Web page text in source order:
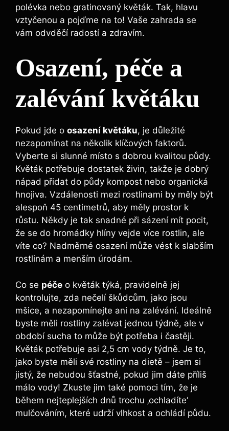
polévka nebo gratinovaný květák. Tak, hlavu
vztyčenou a pojďme na to! Vaše zahrada se
vám odvděčí radostí a zdravím.
Osazení, péče a
zalévání květáku
Pokud jde o osazení květáku, je důležité
nezapomínat na několik klíčových faktorů.
Vyberte si slunné místo s dobrou kvalitou půdy.
Květák potřebuje dostatek živin, takže je dobrý
nápad přidat do půdy kompost nebo organická
hnojiva. Vzdálenosti mezi rostlinami by měly být
alespoň 45 centimetrů, aby měly prostor k
růstu. Někdy je tak snadné při sázení mít pocit,
že se do hromádky hlíny vejde více rostlin, ale
víte co? Nadměrné osazení může vést k slabším
rostlinám a menším úrodám.
Co se péče o květák týká, pravidelně jej
kontrolujte, zda nečelí škůdcům, jako jsou
mšice, a nezapomínejte ani na zalévání. Ideálně
byste měli rostliny zalévat jednou týdně, ale v
období sucha to může být potřeba i častěji.
Květák potřebuje asi 2,5 cm vody týdně. Je to,
jako byste měli své rostliny na dietě – jsem si
jistý, že nebudou šťastné, pokud jim dáte příliš
málo vody! Zkuste jim také pomoci tím, že je
během nejteplejších dnů trochu ‚ochladíte‘
mulčováním, které udrží vlhkost a ochládí půdu.